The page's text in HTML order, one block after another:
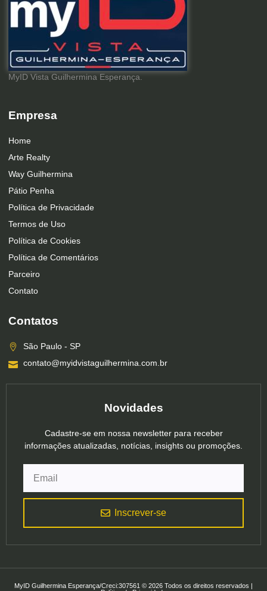
MyID Vista Guilhermina Esperança.
Empresa
Home
Arte Realty
Way Guilhermina
Pátio Penha
Política de Privacidade
Termos de Uso
Política de Cookies
Política de Comentários
Parceiro
Contato
Contatos
São Paulo - SP
contato@myidvistaguilhermina.com.br
Novidades
Cadastre-se em nossa newsletter para receber
informações atualizadas, notícias, insights ou promoções.
Inscrever-se
MyID Guilhermina Esperança/Creci:307561 © 2026 Todos os direitos reservados |